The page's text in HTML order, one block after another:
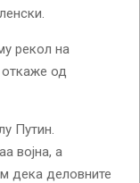
рекол на
од
Путин.
војна, а
дека деловните